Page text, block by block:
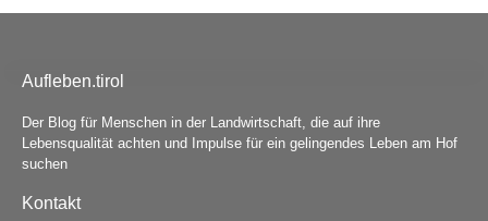
Aufleben.tirol
Der Blog für Menschen in der Landwirtschaft, die auf ihre
Lebensqualität achten und Impulse für ein gelingendes Leben am Hof
suchen
Kontakt